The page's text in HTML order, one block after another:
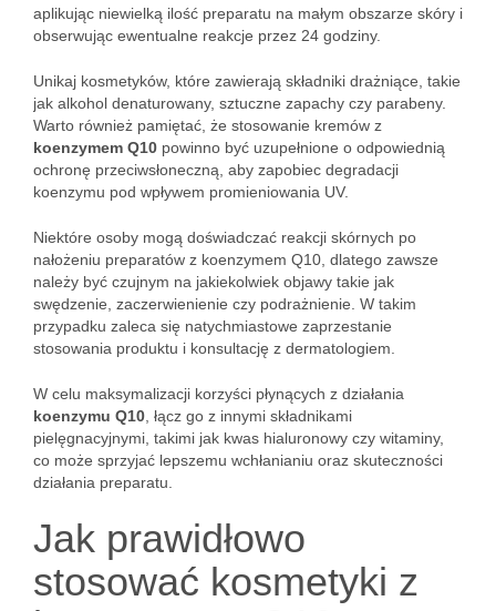
aplikując niewielką ilość preparatu na małym obszarze skóry i
obserwując ewentualne reakcje przez 24 godziny.
Unikaj kosmetyków, które zawierają składniki drażniące, takie
jak alkohol denaturowany, sztuczne zapachy czy parabeny.
Warto również pamiętać, że stosowanie kremów z
koenzymem Q10 powinno być uzupełnione o odpowiednią
ochronę przeciwsłoneczną, aby zapobiec degradacji
koenzymu pod wpływem promieniowania UV.
Niektóre osoby mogą doświadczać reakcji skórnych po
nałożeniu preparatów z koenzymem Q10, dlatego zawsze
należy być czujnym na jakiekolwiek objawy takie jak
swędzenie, zaczerwienienie czy podrażnienie. W takim
przypadku zaleca się natychmiastowe zaprzestanie
stosowania produktu i konsultację z dermatologiem.
W celu maksymalizacji korzyści płynących z działania
koenzymu Q10 , łącz go z innymi składnikami
pielęgnacyjnymi, takimi jak kwas hialuronowy czy witaminy,
co może sprzyjać lepszemu wchłanianiu oraz skuteczności
działania preparatu.
Jak prawidłowo
stosować kosmetyki z